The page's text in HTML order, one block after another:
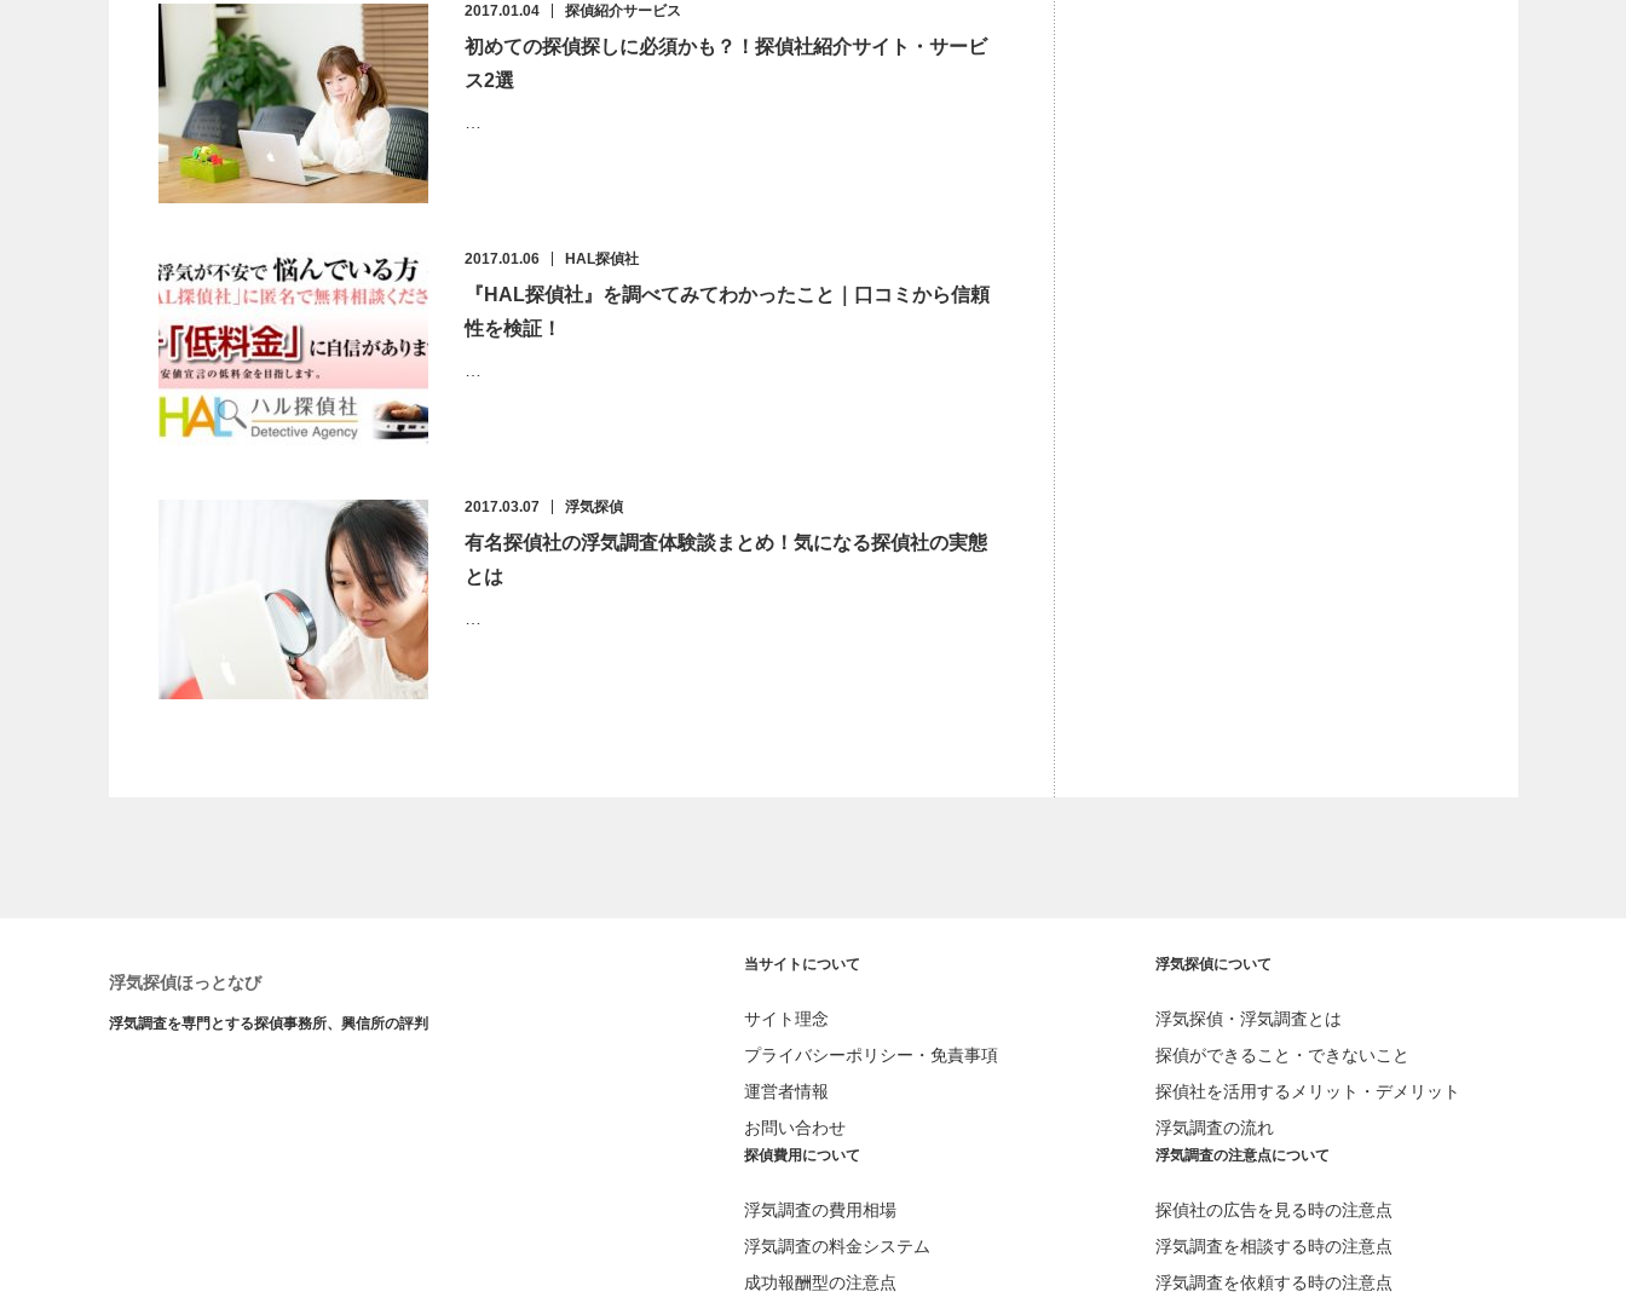
2017.01.04 探偵紹介サービス
初めての探偵探しに必須かも？！探偵社紹介サイト・サービ
ス2選
2017.01.06 HAL探偵社
『HAL探偵社』を調べてみてわかったこと｜口コミから信頼
性を検証！
2017.03.07 浮気探偵
有名探偵社の浮気調査体験談まとめ！気になる探偵社の実態
とは
浮気探偵ほっとなび
浮気調査を専門とする探偵事務所、興信所の評判
当サイトについて
サイト理念
プライバシーポリシー・免責事項
運営者情報
お問い合わせ
浮気探偵について
浮気探偵・浮気調査とは
探偵ができること・できないこと
探偵社を活用するメリット・デメリット
浮気調査の流れ
探偵費用について
浮気調査の費用相場
浮気調査の料金システム
成功報酬型の注意点
浮気調査の注意点について
探偵社の広告を見る時の注意点
浮気調査を相談する時の注意点
浮気調査を依頼する時の注意点